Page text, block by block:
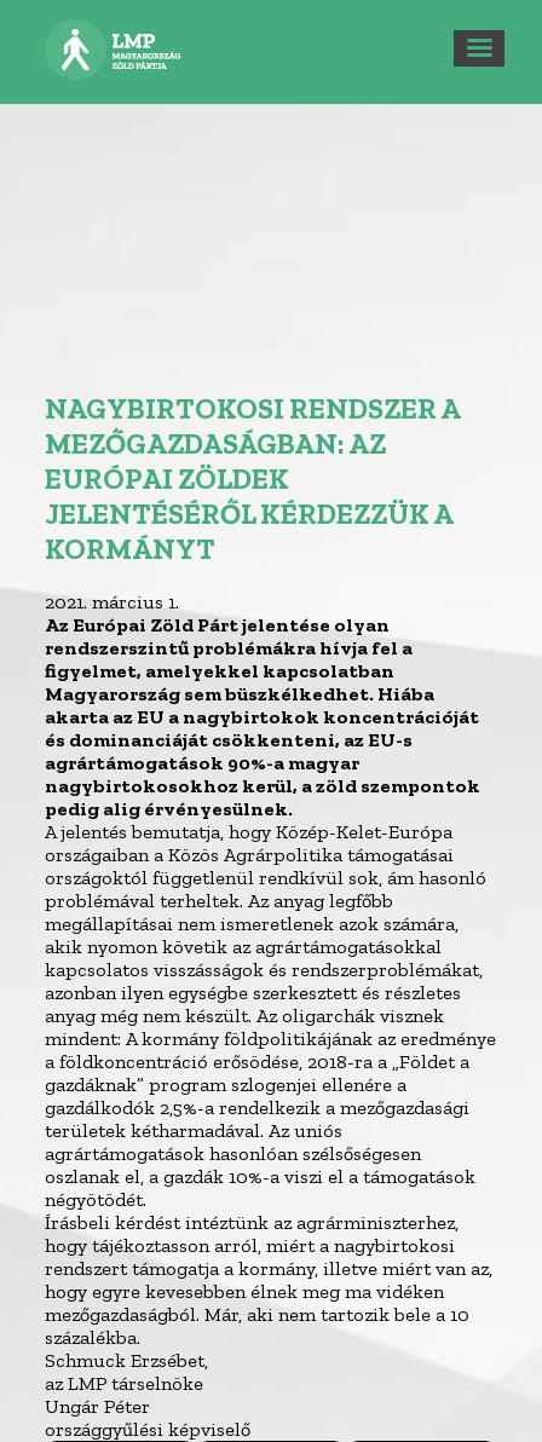
NAGYBIRTOKOSI RENDSZER A
MEZŐGAZDASÁGBAN: AZ
EURÓPAI ZÖLDEK
JELENTÉSÉRŐL KÉRDEZZÜK A
KORMÁNYT
2021. március 1.
Az Európai Zöld Párt jelentése olyan
rendszerszintű problémákra hívja fel a
figyelmet, amelyekkel kapcsolatban
Magyarország sem büszkélkedhet. Hiába
akarta az EU a nagybirtokok koncentrációját
és dominanciáját csökkenteni, az EU-s
agrártámogatások 90%-a magyar
nagybirtokosokhoz kerül, a zöld szempontok
pedig alig érvényesülnek.
A jelentés bemutatja, hogy Közép-Kelet-Európa
országaiban a Közös Agrárpolitika támogatásai
országoktól függetlenül rendkívül sok, ám hasonló
problémával terheltek. Az anyag legfőbb
megállapításai nem ismeretlenek azok számára,
akik nyomon követik az agrártámogatásokkal
kapcsolatos visszásságok és rendszerproblémákat,
azonban ilyen egységbe szerkesztett és részletes
anyag még nem készült. Az oligarchák visznek
mindent: A kormány földpolitikájának az eredménye
a földkoncentráció erősödése, 2018-ra a „Földet a
gazdáknak” program szlogenjei ellenére a
gazdálkodók 2,5%-a rendelkezik a mezőgazdasági
területek kétharmadával. Az uniós
agrártámogatások hasonlóan szélsőségesen
oszlanak el, a gazdák 10%-a viszi el a támogatások
négyötödét.
Írásbeli kérdést intéztünk az agrárminiszterhez,
hogy tájékoztasson arról, miért a nagybirtokosi
rendszert támogatja a kormány, illetve miért van az,
hogy egyre kevesebben élnek meg ma vidéken
mezőgazdaságból. Már, aki nem tartozik bele a 10
százalékba.
Schmuck Erzsébet,
az LMP társelnöke
Ungár Péter
országgyűlési képviselő